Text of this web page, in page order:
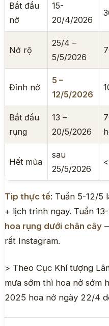
Bắt đầu
nở
15-
20/4/2026
Nở rộ
25/4 –
5/5/2026
Đỉnh nở
5 –
12/5/2026
Bắt đầu
rụng
13 –
20/5/2026
Hết mùa
sau
25/5/2026
Tip thực tế: Tuần 5-12/5
+ lịch trình ngay. Tuần
hoa rụng dưới chân cây
rất Instagram.
> Theo Cục Khí tượng
mưa sớm thì hoa nở sớm
2025 hoa nở ngày 22/4